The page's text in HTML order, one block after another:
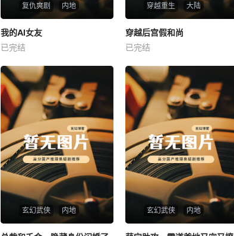
复仇爽剧 内地
我的AI女友
未知
我的AI女友
已完结
穿越重生 大陆
穿越后宫假和尚
未知
穿越后宫假和尚
已完结
玄幻武侠 内地 玄幻武侠 内地